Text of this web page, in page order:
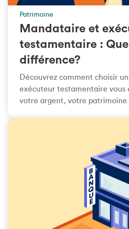
Patrimoine
Mandataire et
testamentaire :
différence?
Découvrez comment choisir
exécuteur testamentaire vous
votre argent, votre patrimoine